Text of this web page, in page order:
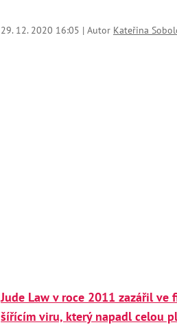
29. 12. 2020 16:05 | Autor Kateřina
Jude Law v roce 2011 zazářil ve
šířícím viru, který napadl celou